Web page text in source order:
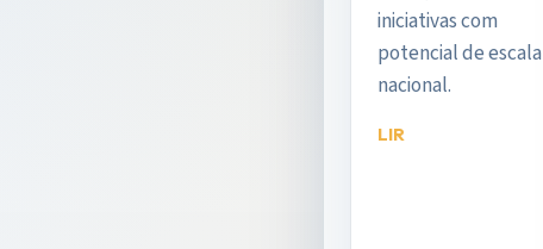
iniciativas com
potencial de escala
nacional.
LIR